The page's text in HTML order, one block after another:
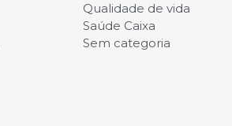
Qualidade de vida
Saúde Caixa
Sem categoria